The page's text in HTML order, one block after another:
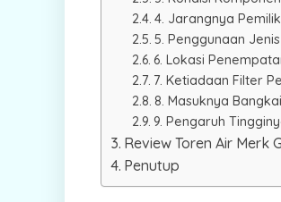
4. Jarangnya
5. Penggunaan
6. Lokasi
7. Ketiadaan Filter
8. Masuknya
9. Pengaruh
Review Toren Air Merk
Penutup